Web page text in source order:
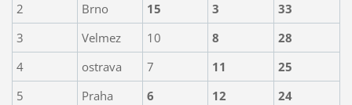
2
Brno 15 3
33
3
Velmez 10 8
28
4
ostrava 7 11
25
5
Praha 6 12 24